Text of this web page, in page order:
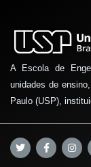
A Escola de
unidades de
Paulo (USP),